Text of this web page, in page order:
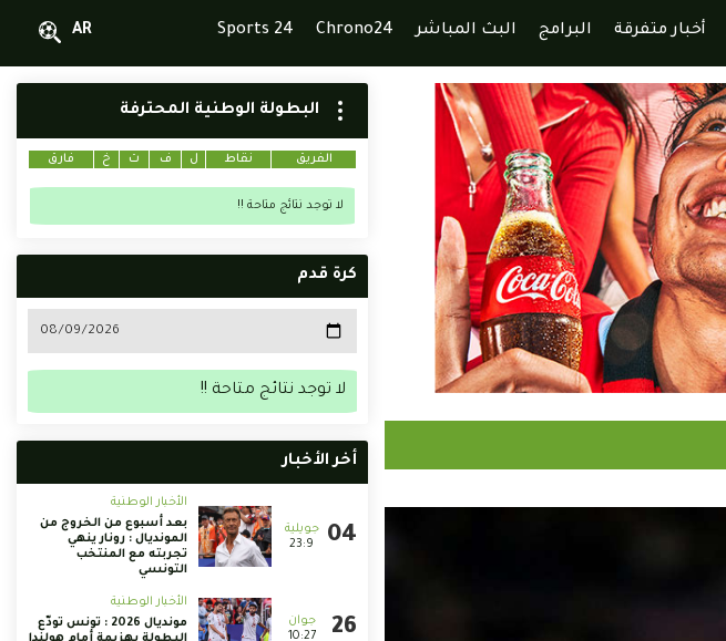
أخبار متفرقة البرامج البث المباشر Chrono24
Sports 24
AR
البطولة الوطنية المحترفة
الفريق نقاط ل ف ت خ فارق
لا توجد نتائج متاحة !!
كرة قدم
لا توجد نتائج متاحة !!
أخر الأخبار
23:9
الأخبار الوطنية
بعد أسبوع من الخروج من
المونديال : رونار ينهي
تجربته مع المنتخب
التونسي
10:27
الأخبار الوطنية
مونديال 2026 : تونس تودّع